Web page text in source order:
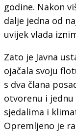
godine. Nakon
dalje jedna od
uvijek vlada
Zato je Javna
ojačala svoju
s dva člana
otvorenu i
sjedalima i
Opremljeno je